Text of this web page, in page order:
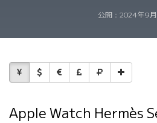
公開： 2024年9
Apple Watch Hermès